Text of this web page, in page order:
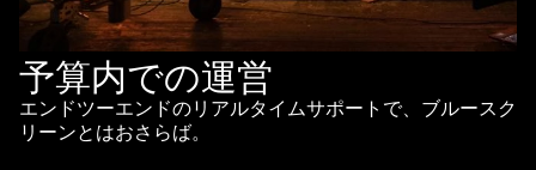
予算内での運営
エンドツーエンドのリアルタイムサポートで、ブルースク
リーンとはおさらば。